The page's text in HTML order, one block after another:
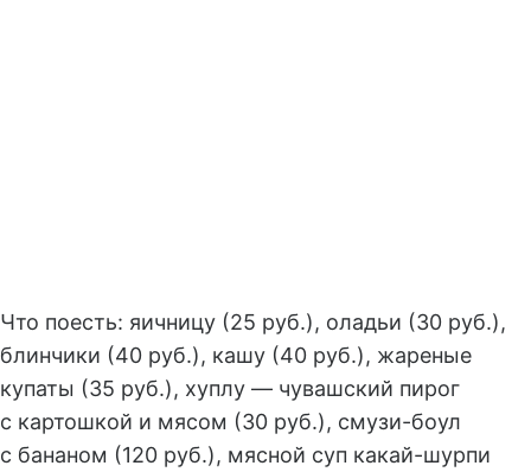
Что поесть: яичницу (25 руб.), оладьи (30 руб.),
блинчики (40 руб.), кашу (40 руб.), жареные
купаты (35 руб.), хуплу — чувашский пирог
с картошкой и мясом (30 руб.), смузи-боул
с бананом (120 руб.), мясной суп какай-шурпи